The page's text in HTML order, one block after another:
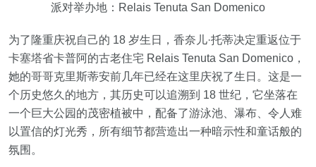
派对举办地：Relais Tenuta San Domenico
为了隆重庆祝自己的 18 岁生日，香奈儿·托蒂决定重返位于
卡塞塔省卡普阿的古老住宅 Relais Tenuta San Domenico，
她的哥哥克里斯蒂安前几年已经在这里庆祝了生日。这是一
个历史悠久的地方，其历史可以追溯到 18 世纪，它坐落在
一个巨大公园的茂密植被中，配备了游泳池、瀑布、令人难
以置信的灯光秀，所有细节都营造出一种暗示性和童话般的
氛围。